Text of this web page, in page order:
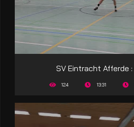
SV Eintracht Afferde :
124 13:31